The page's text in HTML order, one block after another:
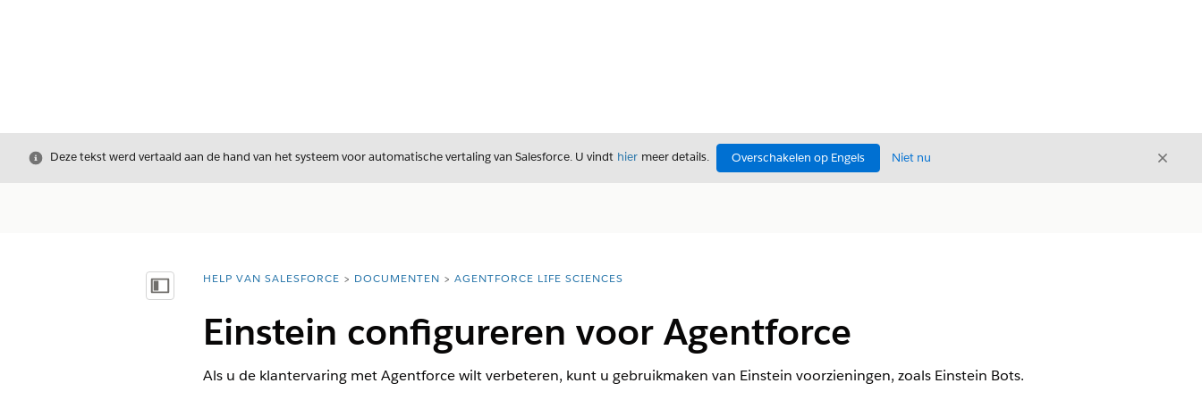
Sluiten
Deze tekst werd vertaald aan de hand van het systeem voor automatische vertaling van Salesforce. U vindt hier meer details. Overschakelen op Engels Niet nu Sluiten
Inhoudsopgave weergeven
U bent hier:
HELP VAN SALESFORCE DOCUMENTEN AGENTFORCE LIFE SCIENCES
Einstein configureren voor Agentforce
Als u de klantervaring met Agentforce wilt verbeteren, kunt u gebruikmaken van Einstein voorzieningen, zoals Einstein Bots.